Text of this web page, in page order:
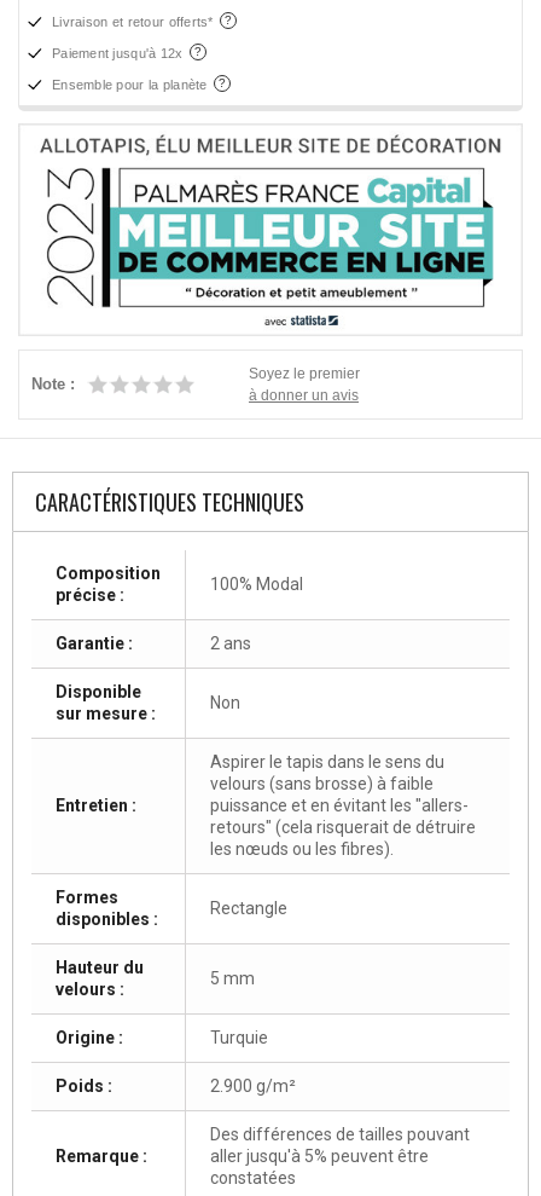
Livraison et retour offerts*
Paiement jusqu'à 12x
Ensemble pour la planète
Note :
Soyez le premier
à donner un avis
CARACTÉRISTIQUES TECHNIQUES
Composition
précise :
100% Modal
Garantie : 2 ans
Disponible
sur mesure :
Non
Entretien :
Aspirer le tapis dans le sens du
velours (sans brosse) à faible
puissance et en évitant les "allers-
retours" (cela risquerait de détruire
les nœuds ou les fibres).
Formes
disponibles :
Rectangle
Hauteur du
velours :
5 mm
Origine : Turquie
Poids : 2.900 g/m²
Remarque :
Des différences de tailles pouvant
aller jusqu'à 5% peuvent être
constatées